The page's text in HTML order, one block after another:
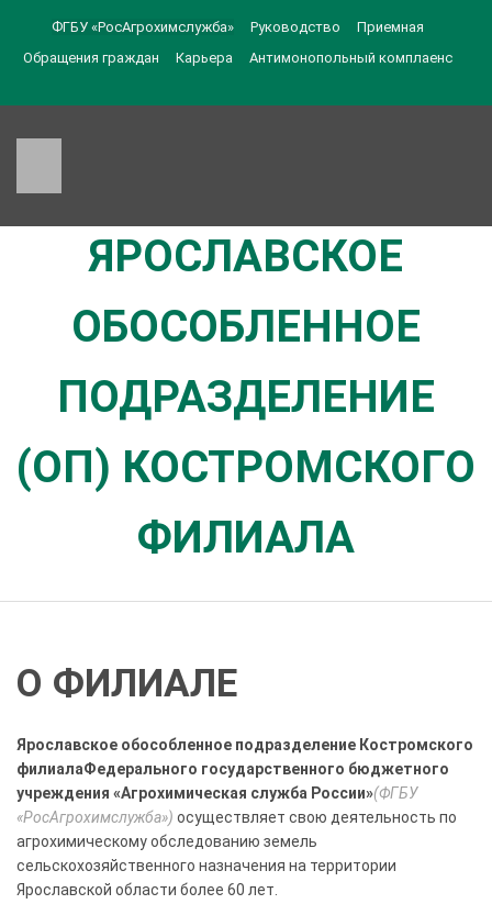
ФГБУ «РосАгрохимслужба» Руководство
Приемная
Обращения граждан
Карьера Антимонопольный комплаенс
ЯРОСЛАВСКОЕ
ОБОСОБЛЕННОЕ
ПОДРАЗДЕЛЕНИЕ
(ОП) КОСТРОМСКОГО
ФИЛИАЛА
О ФИЛИАЛЕ
Ярославское обособленное подразделение Костромского
филиалаФедерального государственного бюджетного
учреждения «Агрохимическая служба России»(ФГБУ
«РосАгрохимслужба») осуществляет свою деятельность по
агрохимическому обследованию земель
сельскохозяйственного назначения на территории
Ярославской области более 60 лет.